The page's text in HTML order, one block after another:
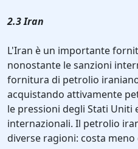
2.3 Iran
L'Iran è un importante
nonostante le sanzioni
fornitura di petrolio
acquistando attivamente
le pressioni degli Stati Uniti
internazionali. Il petrolio
diverse ragioni: costa